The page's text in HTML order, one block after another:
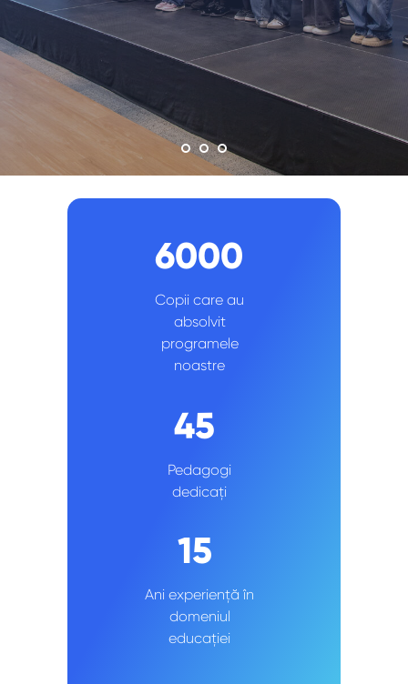
6000
Copii care au
absolvit
programele
noastre
45
Pedagogi
dedicați
15
Ani experiență în
domeniul
educației